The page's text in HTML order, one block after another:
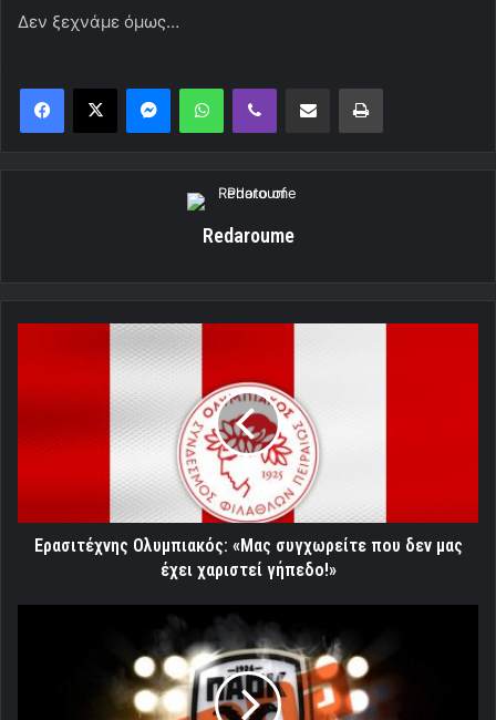
Δεν ξεχνάμε όμως…
MessengerWhatsAppViber Κοινοποίηση μέσω ηλεκτρονικού ταχυδρομείουΕκτύπωση
Redaroume
χαριστεί
γήπεδο!»
Ερασιτέχνης Ολυμπιακός: «Μας συγχωρείτε που δεν μας
έχει χαριστεί γήπεδο!»